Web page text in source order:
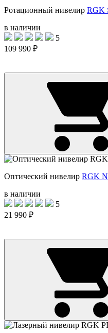
Ротационный нивелир RGK
в наличии
5
109 990 ₽
Оптический нивелир RGK
в наличии
5
21 990 ₽